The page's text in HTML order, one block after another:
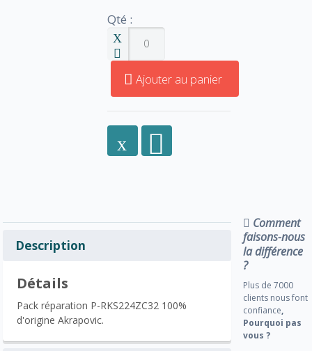
Qté :
Ajouter au panier
Description
Détails
Pack réparation P-RKS224ZC32 100%
d'origine Akrapovic.
Comment
faisons-nous
la différence
?
Plus de 7000
clients nous font
confiance,
Pourquoi pas
vous ?